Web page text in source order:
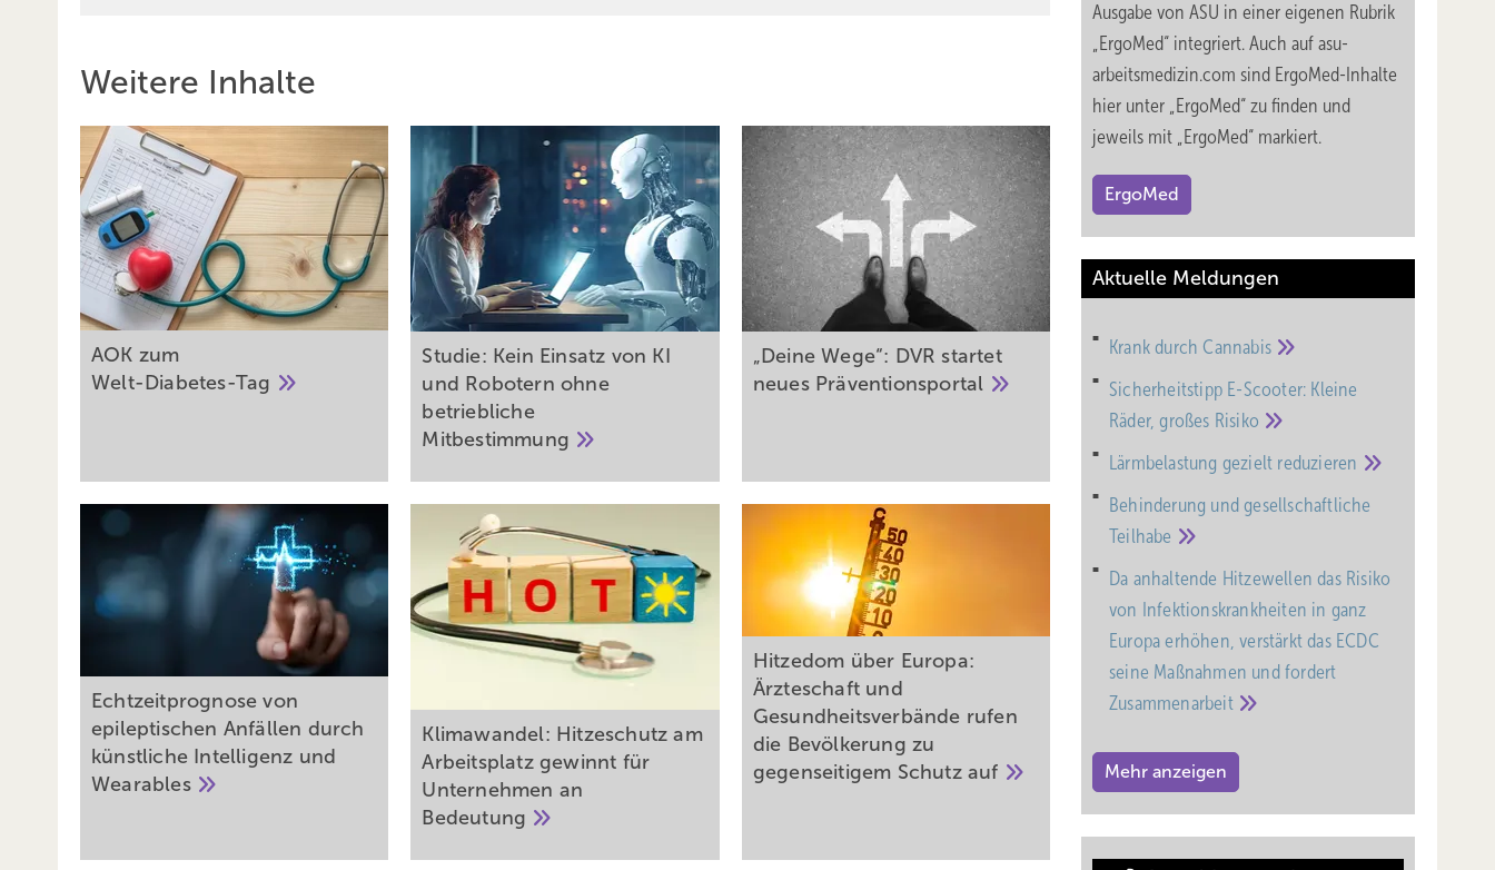
Weitere Inhalte
AOK zum
Welt-Diabetes-Tag
Studie: Kein Einsatz von KI
und Robotern ohne
betriebliche
Mitbestimmung
„Deine Wege“: DVR startet
neues Präventionsportal
Echtzeitprognose von
epileptischen Anfällen durch
künstliche Intelligenz und
Wearables
Klimawandel: Hitzeschutz am
Arbeitsplatz gewinnt für
Unternehmen an
Bedeutung
Hitzedom über Europa:
Ärzteschaft und
Gesundheitsverbände rufen
die Bevölkerung zu
gegenseitigem Schutzauf
Ausgabe von ASU in einer eigenen Rubrik
„ErgoMed“ integriert. Auch auf asu-
arbeitsmedizin.com sind ErgoMed-Inhalte
hier unter „ErgoMed“ zu finden und
jeweils mit „ErgoMed“ markiert.
ErgoMed
Aktuelle Meldungen
Krank durchCannabis
Sicherheitstipp E-Scooter: Kleine
Räder, großes Risiko
Lärmbelastung gezielt reduzieren
Behinderung und gesell­schaft­liche
Teil­habe
Da anhaltende Hitzewellen das Risiko
von Infektionskrankheiten in ganz
Europa erhöhen, verstärkt das ECDC
seine Maßnahmen und fordert
Zusammenarbeit
Mehr anzeigen